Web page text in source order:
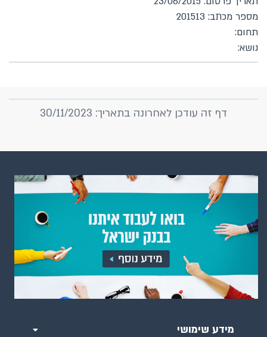
מספר מכתב: 201513
תחום:
נושא:
דף זה עודכן לאחרונה בתאריך: 30/11/2023
מידע שימושי